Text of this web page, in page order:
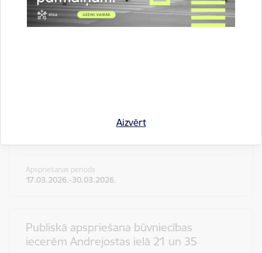
Aizvērt
Apspriešanas periods
Apspriešanas periods
17.03.2026.-30.03.2026.
Publiskā apspriešana būvniecības
iecerēm Andrejostas ielā 21 un 35